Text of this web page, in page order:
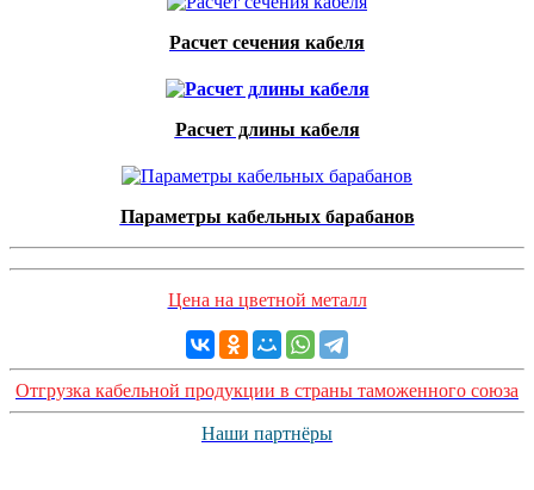
Расчет сечения кабеля
Расчет длины кабеля
Параметры кабельных барабанов
Цена на цветной металл
Отгрузка кабельной продукции в страны таможенного союза
Наши партнёры